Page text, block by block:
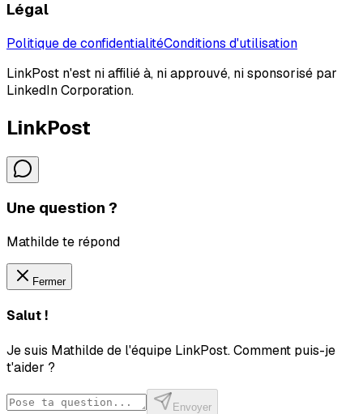
Légal
Politique de confidentialitéConditions d'utilisation
LinkPost n'est ni affilié à, ni approuvé, ni sponsorisé par
LinkedIn Corporation.
LinkPost
Une question ?
Mathilde te répond
Fermer
Salut !
Je suis Mathilde de l'équipe LinkPost. Comment puis-je
t'aider ?
Envoyer